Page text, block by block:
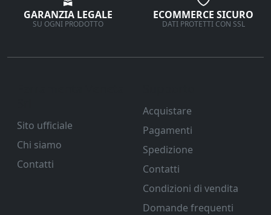
GARANZIA LEGALE
SU OGNI PRODOTTO
ECOMMERCE SICURO
DATI PROTETTI CON SSL
Sito ufficiale
Chi siamo
Contatti
Acquistare
Pagamenti
Spedizione
Contatti
Condizioni di vendita
Domande frequenti